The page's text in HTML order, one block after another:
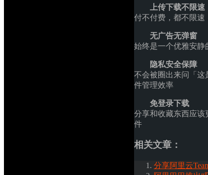
上传下载不限速
付不付费，都不限速
无广告无弹窗
始终是一个优雅安静
隐私安全保障
不会被圈出来问「这
件管理效率
免登录下载
分享和收藏东西应该
件
相关文章：
分享阿里云